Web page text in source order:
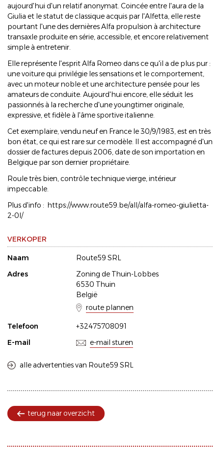
aujourd'hui d'un relatif anonymat. Coincée entre l'aura de la
Giulia et le statut de classique acquis par l'Alfetta, elle reste
pourtant l'une des dernières Alfa propulsion à architecture
transaxle produite en série, accessible, et encore relativement
simple à entretenir.
Elle représente l'esprit Alfa Romeo dans ce qu'il a de plus pur :
une voiture qui privilégie les sensations et le comportement,
avec un moteur noble et une architecture pensée pour les
amateurs de conduite. Aujourd'hui encore, elle séduit les
passionnés à la recherche d'une youngtimer originale,
expressive, et fidèle à l'âme sportive italienne.
Cet exemplaire, vendu neuf en France le 30/9/1983, est en très
bon état, ce qui est rare sur ce modèle. Il est accompagné d'un
dossier de factures depuis 2006, date de son importation en
Belgique par son dernier propriétaire.
Roule très bien, contrôle technique vierge, intérieur
impeccable.
Plus d'info : https://www.route59.be/all/alfa-romeo-giulietta-
2-0l/
VERKOPER
Naam
Route59 SRL
Adres
Zoning de Thuin-Lobbes
6530 Thuin
België
route plannen
Telefoon
+32475708091
E-mail
e-mail sturen
alle advertenties van Route59 SRL
terug naar overzicht